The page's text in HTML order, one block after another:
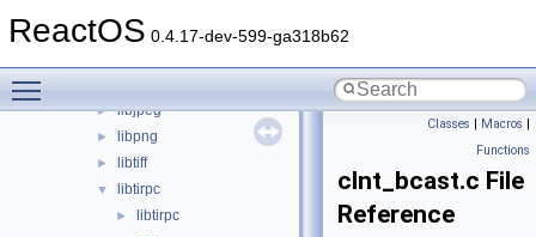
ReactOS 0.4.17-dev-599-ga318b62
▼ dll
► libjpeg
► libpng
► libtiff
▼ libtirpc
► libtirpc
Classes | Macros |
Functions
clnt_bcast.c File
Reference